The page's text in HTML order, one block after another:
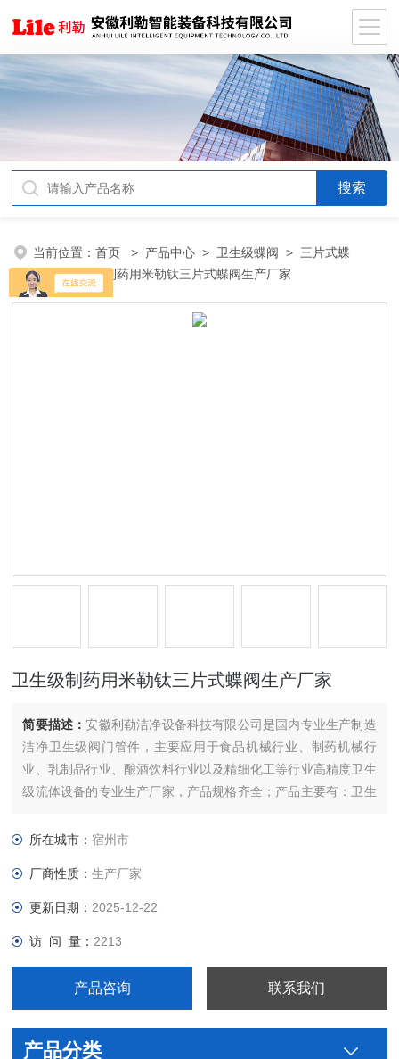
当前位置：首页 > 产品中心 > 卫生级蝶阀 > 三片式蝶
阀
> 卫生级制药用米勒钛三片式蝶阀生产厂家
卫生级制药用米勒钛三片式蝶阀生产厂家
简要描述：安徽利勒洁净设备科技有限公司是国内专业生产制造
洁净卫生级阀门管件，主要应用于食品机械行业、制药机械行
业、乳制品行业、酿酒饮料行业以及精细化工等行业高精度卫生
级流体设备的专业生产厂家，产品规格齐全；产品主要有：卫生
空法兰，真空管件，真空弯头，真空三通，真空大小头，ISO法
所在城市：宿州市
厂商性质：生产厂家
更新日期： 2025-12-22
访 问 量： 2213
产品咨询 联系我们
产品分类